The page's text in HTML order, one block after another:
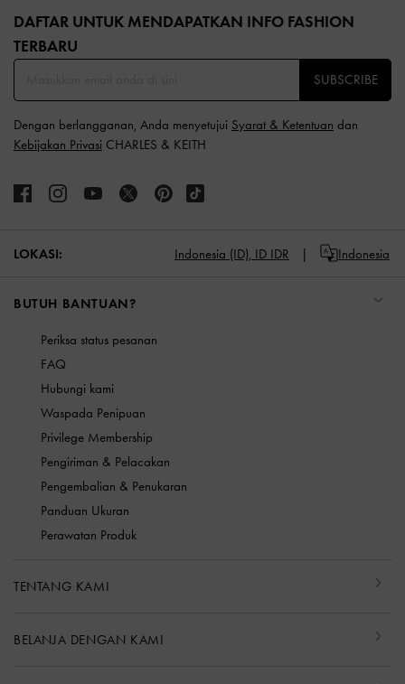
DAFTAR UNTUK MENDAPATKAN INFO FASHION
TERBARU​
SUBSCRIBE
Dengan berlangganan, Anda menyetujui Syarat & Ketentuan dan
Kebijakan Privasi CHARLES & KEITH
LOKASI: Indonesia (ID), ID IDR Indonesia
BUTUH BANTUAN?
Periksa status pesanan
FAQ
Hubungi kami
Waspada Penipuan
Privilege Membership
Pengiriman & Pelacakan
Pengembalian & Penukaran
Panduan Ukuran
Perawatan Produk
TENTANG KAMI
BELANJA DENGAN KAMI